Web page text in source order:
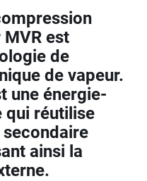
est
de
de vapeur.
une énergie-
qui réutilise
secondaire
ainsi la